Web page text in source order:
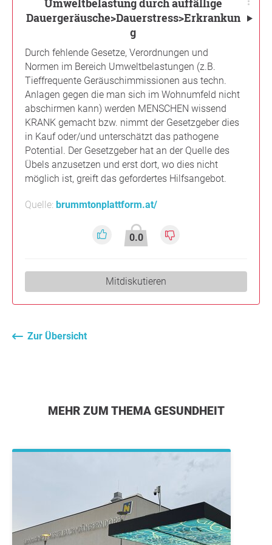
Dauergeräusche>Dauerstress>Erkrankun
g
Durch fehlende Gesetze, Verordnungen und
Normen im Bereich Umweltbelastungen (z.B.
Tieffrequente Geräuschimmissionen aus techn.
Anlagen gegen die man sich im Wohnumfeld nicht
abschirmen kann) werden MENSCHEN wissend
KRANK gemacht bzw. nimmt der Gesetzgeber dies
in Kauf oder/und unterschätzt das pathogene
Potential. Der Gesetzgeber hat an der Quelle des
Übels anzusetzen und erst dort, wo dies nicht
möglich ist, greift das gefordertes Hilfsangebot.
Quelle: brummtonplattform.at/
0.0
Mitdiskutieren
Zur Übersicht
MEHR ZUM THEMA GESUNDHEIT